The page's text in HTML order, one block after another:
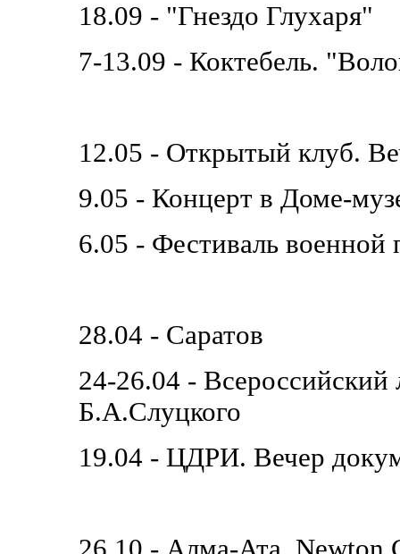
18.09 - "Гнездо Глухаря"
7-13.09 - Коктебель.
12.05 - Открытый клуб.
9.05 - Концерт в Доме-
6.05 - Фестиваль военной
28.04 - Саратов
24-26.04 -
Б.А.Слуцкого
19.04 - ЦДРИ. Вечер